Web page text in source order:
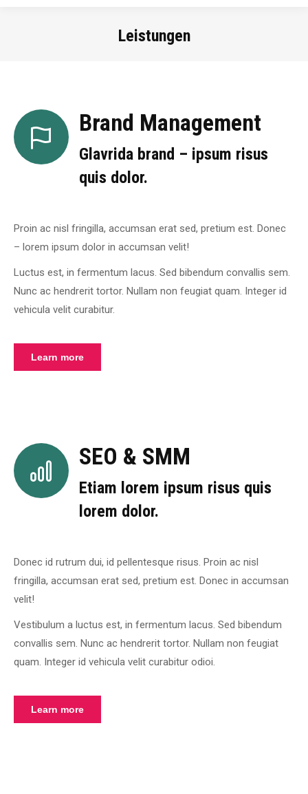
Leistungen
Brand Management
Glavrida brand – ipsum risus
quis dolor.
Proin ac nisl fringilla, accumsan erat sed, pretium est. Donec
– lorem ipsum dolor in accumsan velit!
Luctus est, in fermentum lacus. Sed bibendum convallis sem.
Nunc ac hendrerit tortor. Nullam non feugiat quam. Integer id
vehicula velit curabitur.
Learn more
SEO & SMM
Etiam lorem ipsum risus quis
lorem dolor.
Donec id rutrum dui, id pellentesque risus. Proin ac nisl
fringilla, accumsan erat sed, pretium est. Donec in accumsan
velit!
Vestibulum a luctus est, in fermentum lacus. Sed bibendum
convallis sem. Nunc ac hendrerit tortor. Nullam non feugiat
quam. Integer id vehicula velit curabitur odioi.
Learn more